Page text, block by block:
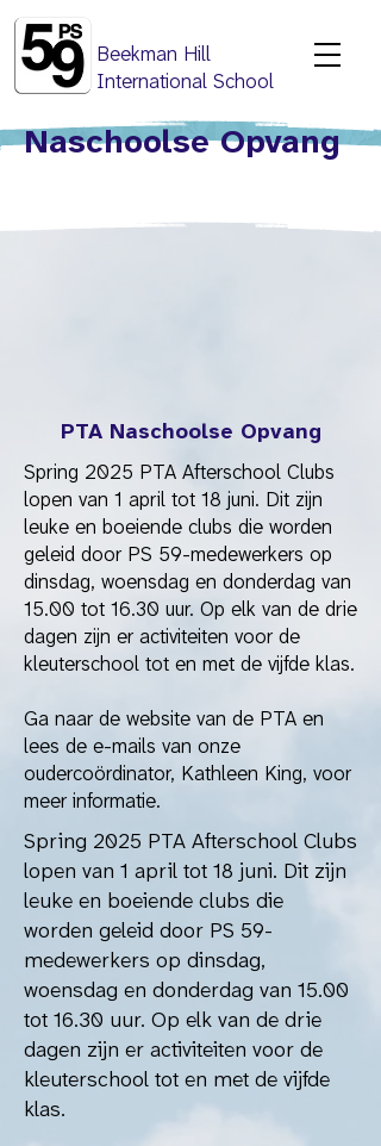
Beekman Hill
International School
Naschoolse Opvang
PTA Naschoolse Opvang
Spring 2025 PTA Afterschool Clubs
lopen van 1 april tot 18 juni. Dit zijn
leuke en boeiende clubs die worden
geleid door PS 59-medewerkers op
dinsdag, woensdag en donderdag van
15.00 tot 16.30 uur. Op elk van de drie
dagen zijn er activiteiten voor de
kleuterschool tot en met de vijfde klas.
Ga naar de website van de PTA en
lees de e-mails van onze
oudercoördinator, Kathleen King, voor
meer informatie.
Spring 2025 PTA Afterschool Clubs
lopen van 1 april tot 18 juni. Dit zijn
leuke en boeiende clubs die
worden geleid door PS 59-
medewerkers op dinsdag,
woensdag en donderdag van 15.00
tot 16.30 uur. Op elk van de drie
dagen zijn er activiteiten voor de
kleuterschool tot en met de vijfde
klas.